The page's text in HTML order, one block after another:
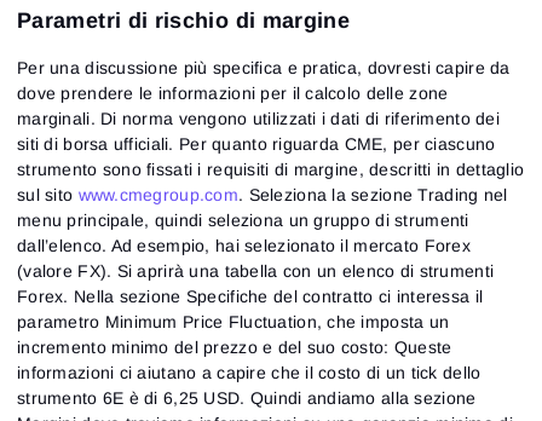
Parametri di rischio di margine
Per una discussione più specifica e pratica, dovresti capire da
dove prendere le informazioni per il calcolo delle zone
marginali. Di norma vengono utilizzati i dati di riferimento dei
siti di borsa ufficiali. Per quanto riguarda CME, per ciascuno
strumento sono fissati i requisiti di margine, descritti in dettaglio
sul sito www.cmegroup.com. Seleziona la sezione Trading nel
menu principale, quindi seleziona un gruppo di strumenti
dall’elenco. Ad esempio, hai selezionato il mercato Forex
(valore FX). Si aprirà una tabella con un elenco di strumenti
Forex. Nella sezione Specifiche del contratto ci interessa il
parametro Minimum Price Fluctuation, che imposta un
incremento minimo del prezzo e del suo costo: Queste
informazioni ci aiutano a capire che il costo di un tick dello
strumento 6E è di 6,25 USD. Quindi andiamo alla sezione